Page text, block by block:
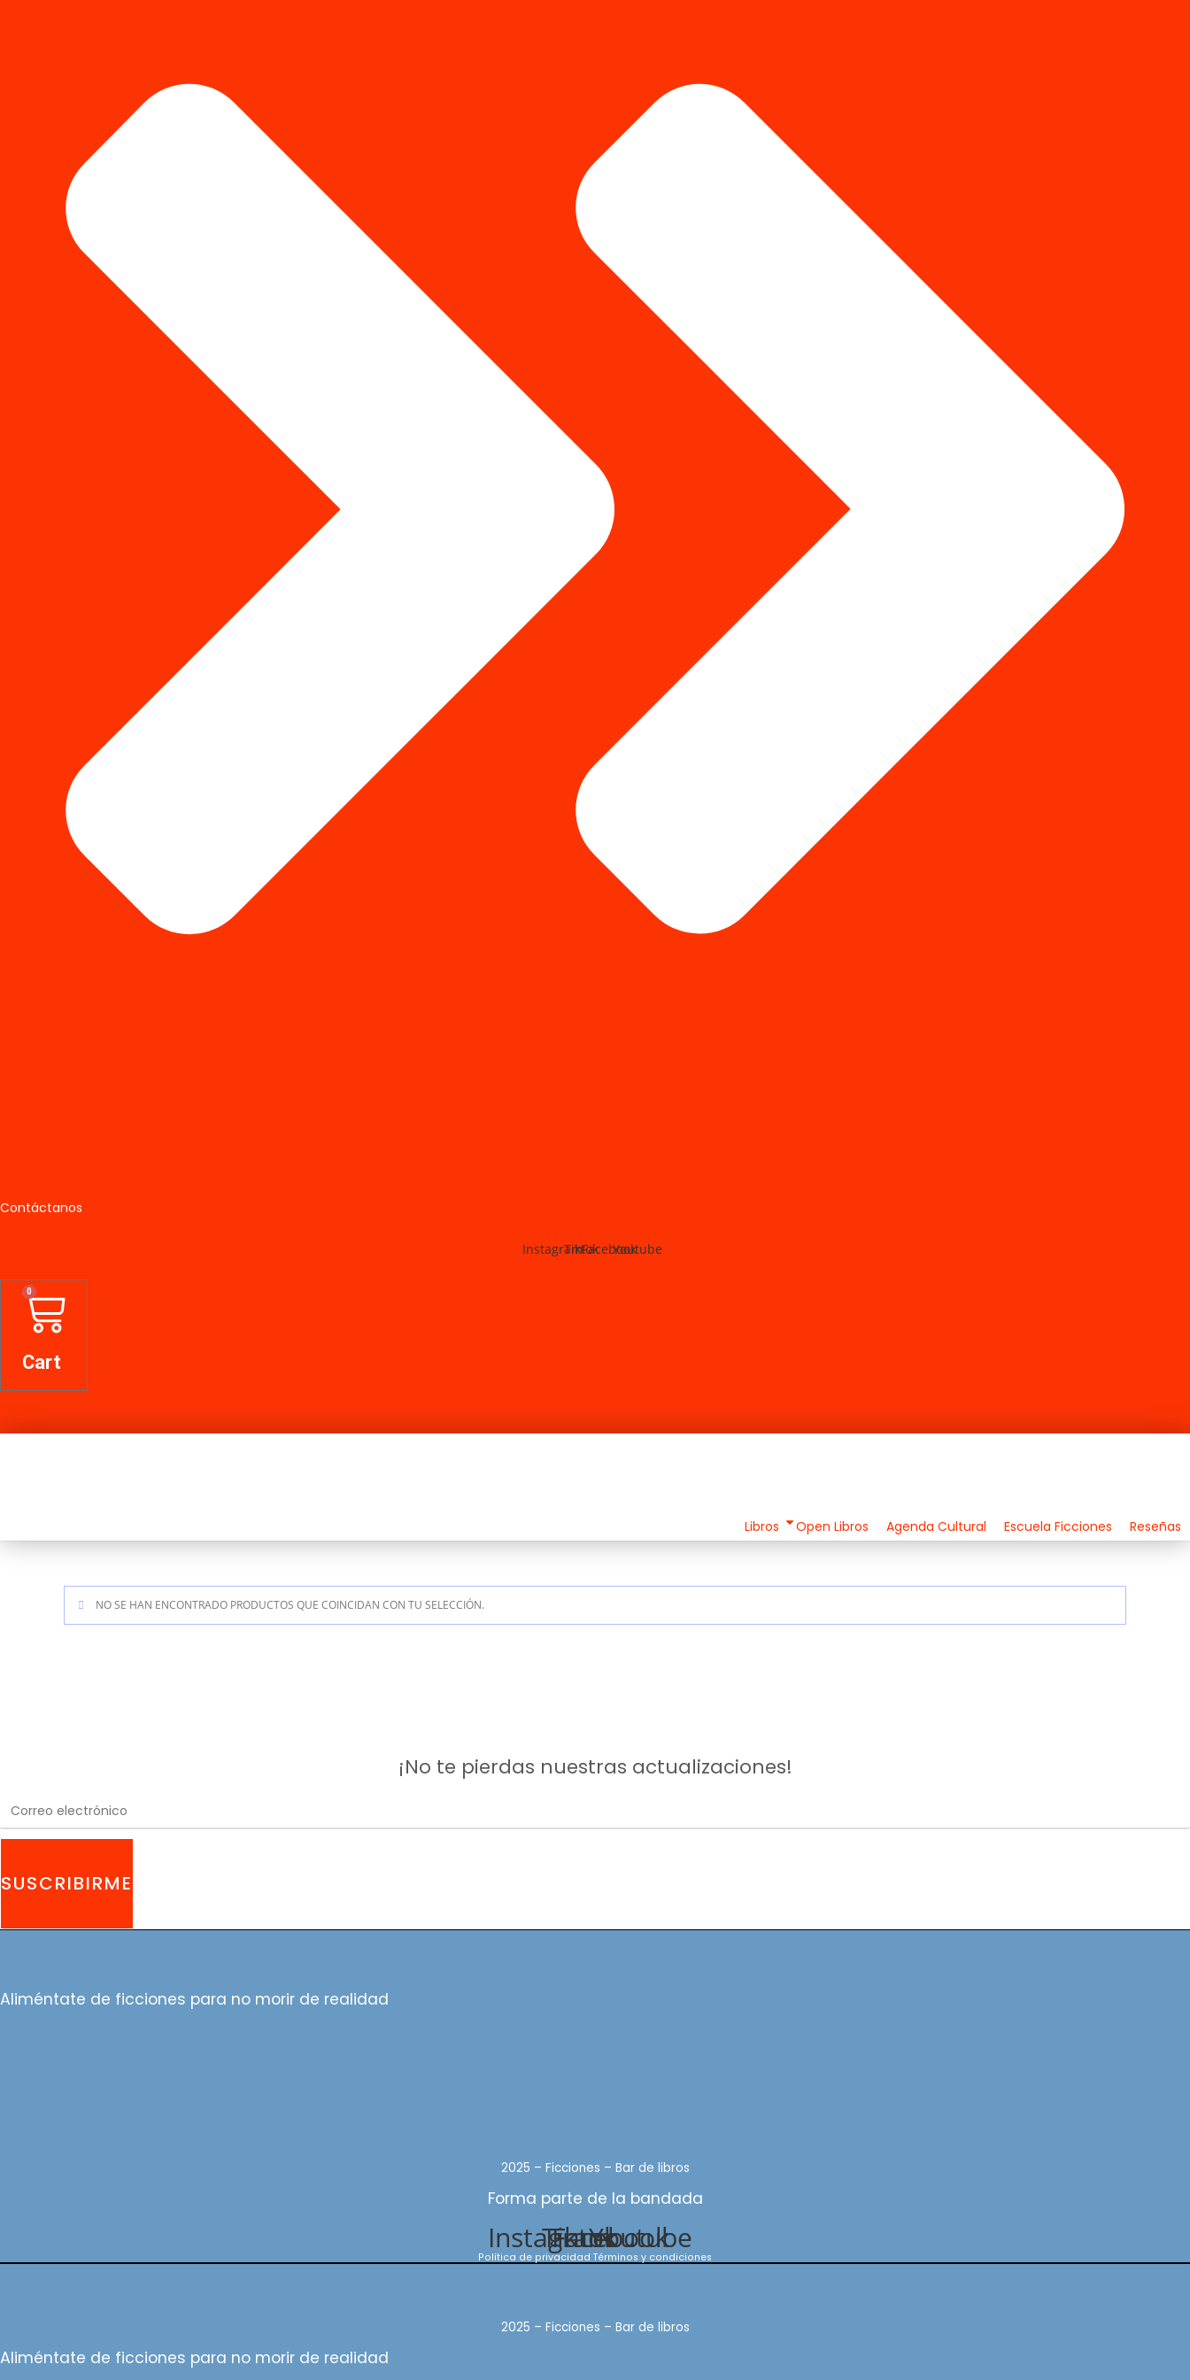
Contáctanos
InstagramTiktokFacebookYoutube
0
Cart
Libros Open Libros Agenda Cultural Escuela Ficciones Reseñas
NO SE HAN ENCONTRADO PRODUCTOS QUE COINCIDAN CON TU SELECCIÓN.
¡No te pierdas nuestras actualizaciones!
SUSCRIBIRME
Aliméntate de ficciones para no morir de realidad
2025 – Ficciones – Bar de libros
Forma parte de la bandada
Instagram
Tiktok
Facebook
Youtube
Política de privacidad Términos y condiciones
2025 – Ficciones – Bar de libros
Aliméntate de ficciones para no morir de realidad